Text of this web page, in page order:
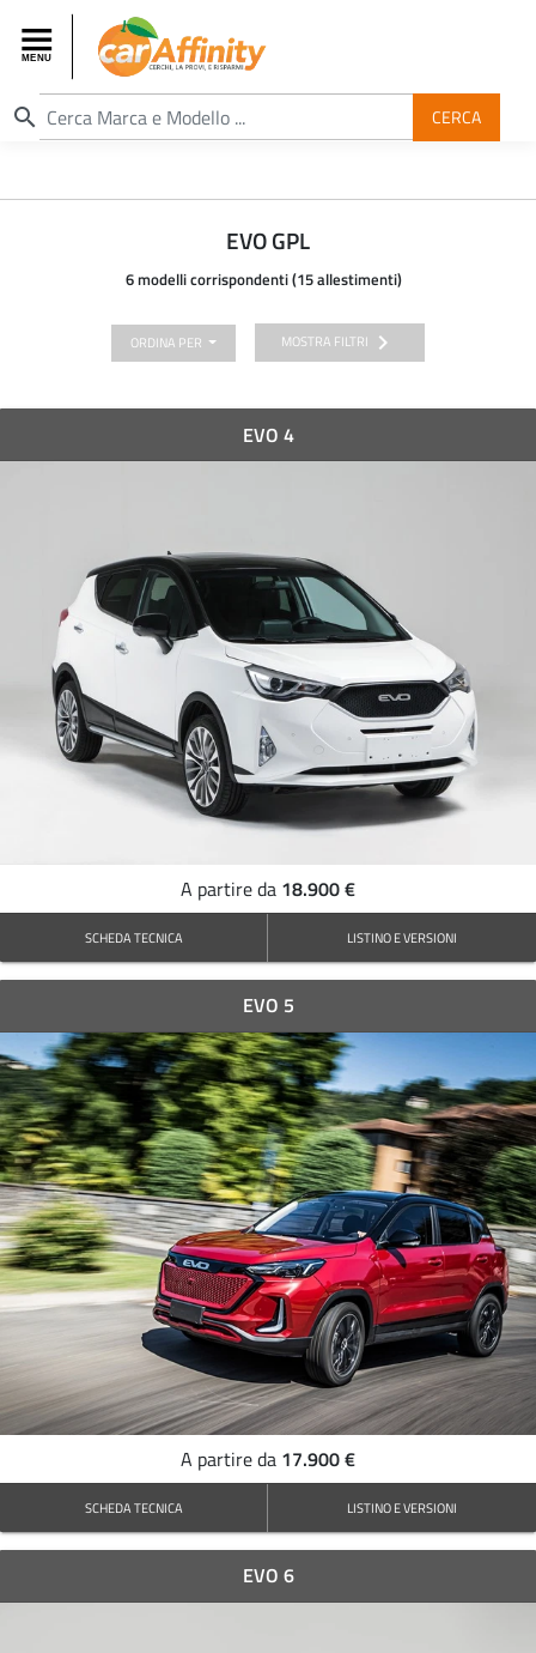
search CERCA
EVO GPL
6 modelli corrispondenti (15 allestimenti)
ORDINA PER MOSTRA FILTRI chevron_right
EVO 4
A partire da 18.900 €
SCHEDA TECNICA LISTINO E VERSIONI
EVO 5
A partire da 17.900 €
SCHEDA TECNICA LISTINO E VERSIONI
EVO 6